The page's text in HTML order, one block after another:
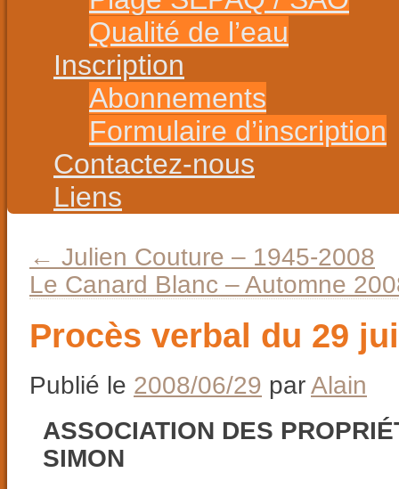
Qualité de l’eau
Inscription
Abonnements
Formulaire d’inscription
Contactez-nous
Liens
← Julien Couture – 1945-2008
Le Canard Blanc – Automne
Procès verbal du 29
Publié le 2008/06/29 parAlain
ASSOCIATION DES
SIMON